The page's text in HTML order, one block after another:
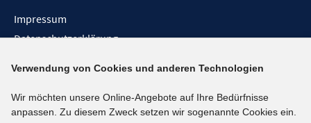
Impressum
Datenschutzerklärung
Barrieren melden
Social-Media-Kanäle
Verwendung von Cookies und anderen Technologien
Wir möchten unsere Online-Angebote auf Ihre Bedürfnisse
anpassen. Zu diesem Zweck setzen wir sogenannte Cookies ein.